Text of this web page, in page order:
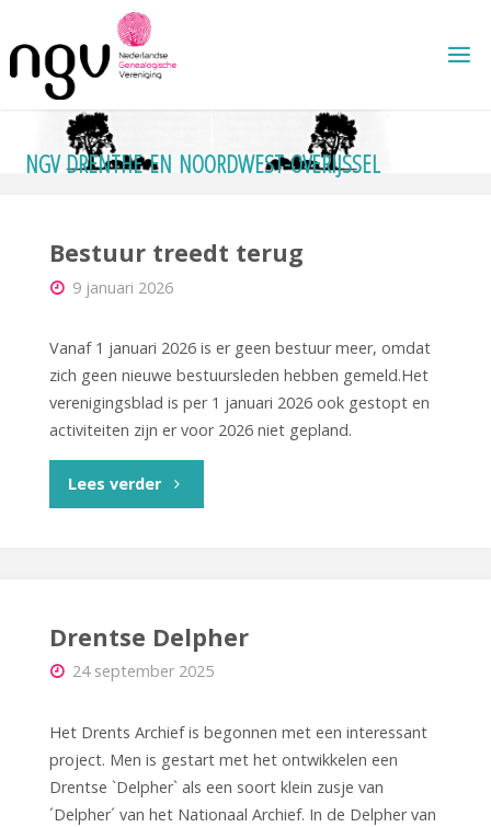
naar
inhoud
NGV DRENTHE EN NOORDWEST-OVERIJSSEL
Bestuur treedt terug
9 januari 2026
Vanaf 1 januari 2026 is er geen bestuur meer, omdat
zich geen nieuwe bestuursleden hebben gemeld.Het
verenigingsblad is per 1 januari 2026 ook gestopt en
activiteiten zijn er voor 2026 niet gepland.
Lees verder"Bestuur
Drentse Delpher
24 september 2025
Het Drents Archief is begonnen met een interessant
project. Men is gestart met het ontwikkelen een
Drentse `Delpher` als een soort klein zusje van
´Delpher´ van het Nationaal Archief. In de Delpher van